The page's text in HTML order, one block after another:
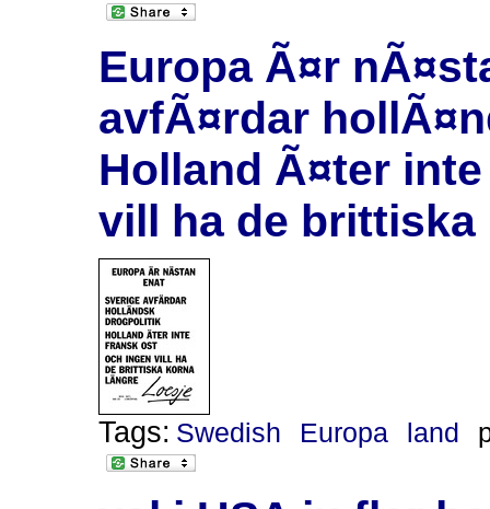
Europa Ã¤r
avfÃ¤rdar
Holland Ã¤ter
vill ha de brittiska
Tags: Swedish Europa land